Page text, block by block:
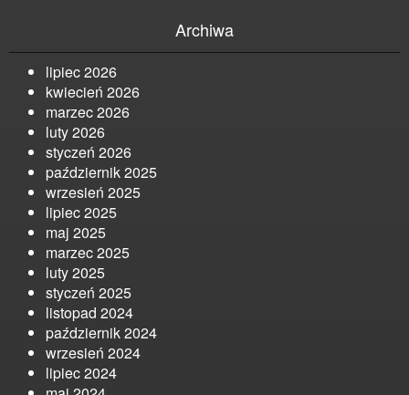
Archiwa
lipiec 2026
kwiecień 2026
marzec 2026
luty 2026
styczeń 2026
październik 2025
wrzesień 2025
lipiec 2025
maj 2025
marzec 2025
luty 2025
styczeń 2025
listopad 2024
październik 2024
wrzesień 2024
lipiec 2024